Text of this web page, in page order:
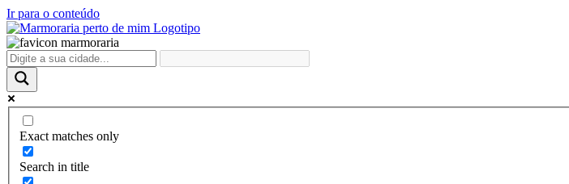
Ir para o conteúdo
Exact matches only
Search in title